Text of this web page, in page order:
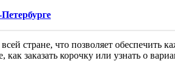
стране, что позволяет
заказать корочку или узнать о